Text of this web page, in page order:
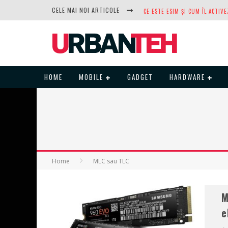
CELE MAI NOI ARTICOLE
DUPĂ ANI DE REFUZURI,
HOME MOBILE GADGET HARDWARE
Home MLC sau TLC